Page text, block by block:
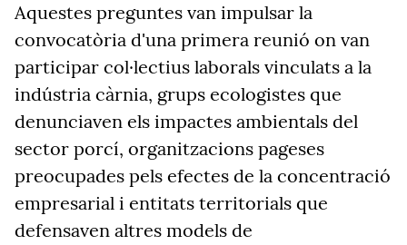
Aquestes preguntes van impulsar la
convocatòria d'una primera reunió on van
participar col·lectius laborals vinculats a la
indústria càrnia, grups ecologistes que
denunciaven els impactes ambientals del
sector porcí, organitzacions pageses
preocupades pels efectes de la concentració
empresarial i entitats territorials que
defensaven altres models de